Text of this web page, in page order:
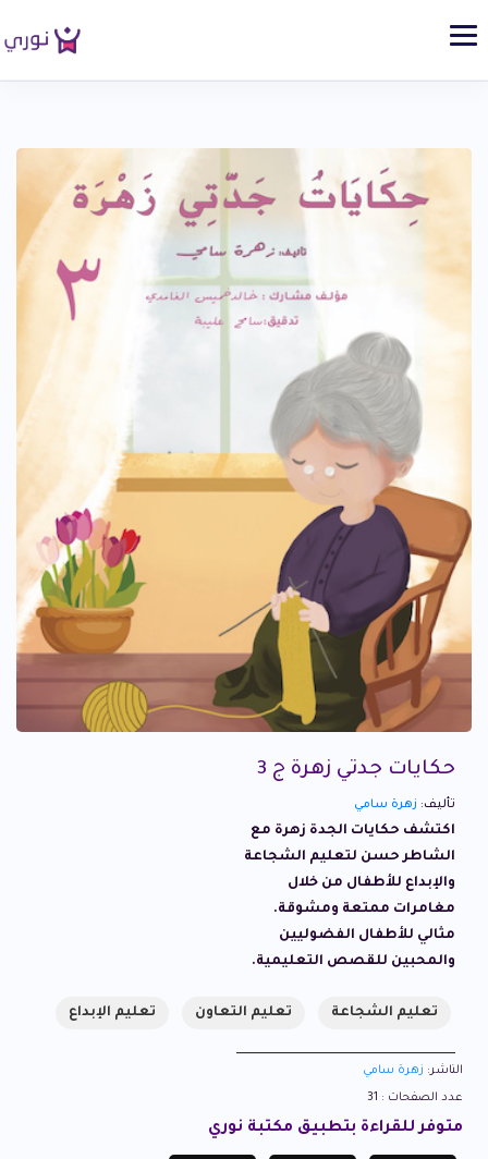
حكايات جدتي زهرة ج 3
تأليف: زهرة سامي
اكتشف حكايات الجدة زهرة مع
الشاطر حسن لتعليم الشجاعة
والإبداع للأطفال من خلال
مغامرات ممتعة ومشوقة.
مثالي للأطفال الفضوليين
والمحبين للقصص التعليمية.
تعليم الشجاعة تعليم التعاون تعليم الإبداع
الناشر: زهرة سامي
عدد الصفحات : 31
متوفر للقراءة بتطبيق مكتبة نوري